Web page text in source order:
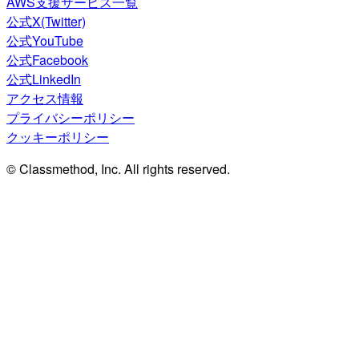
公式X(Twitter)
公式YouTube
公式Facebook
公式LinkedIn
アクセス情報
プライバシーポリシー
クッキーポリシー
© Classmethod, Inc. All rights reserved.